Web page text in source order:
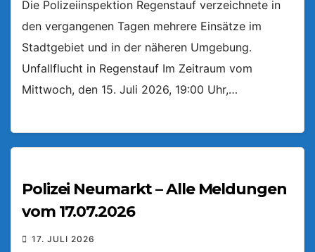
Die Polizeiinspektion Regenstauf verzeichnete in
den vergangenen Tagen mehrere Einsätze im
Stadtgebiet und in der näheren Umgebung.
Unfallflucht in Regenstauf Im Zeitraum vom
Mittwoch, den 15. Juli 2026, 19:00 Uhr,…
Polizei Neumarkt – Alle Meldungen
vom 17.07.2026
17. JULI 2026